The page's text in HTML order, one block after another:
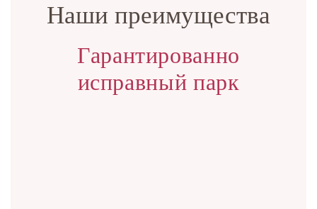
Наши преимущества
Гарантированно
исправный парк